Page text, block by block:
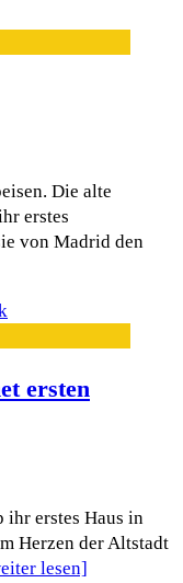
Die alte
erstes
von Madrid den
ersten
ihr erstes Haus in
Herzen der Altstadt
lesen]